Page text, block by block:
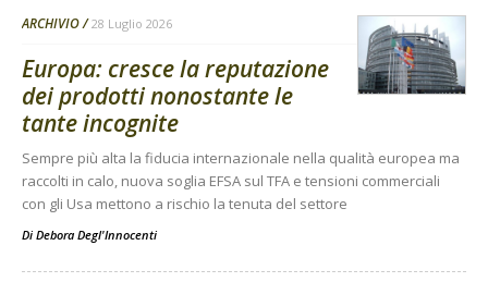
ARCHIVIO 28 Luglio 2026
Europa: cresce la reputazione
dei prodotti nonostante le
tante incognite
Sempre più alta la fiducia internazionale nella qualità europea ma
raccolti in calo, nuova soglia EFSA sul TFA e tensioni commerciali
con gli Usa mettono a rischio la tenuta del settore
Di Debora Degl'Innocenti